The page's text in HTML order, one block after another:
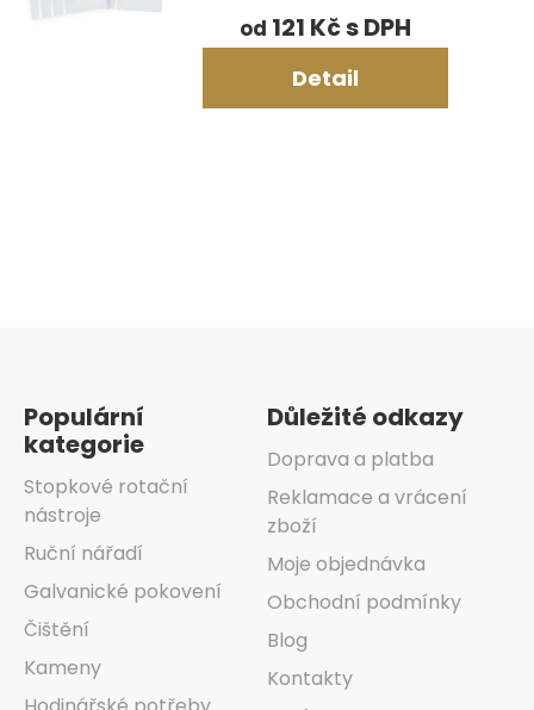
od 121 Kč
Detail
Populární
kategorie
Stopkové rotační
nástroje
Ruční nářadí
Galvanické pokovení
Čištění
Kameny
Důležité odkazy
Doprava a platba
Reklamace a vrácení
zboží
Moje objednávka
Obchodní podmínky
Blog
Kontakty